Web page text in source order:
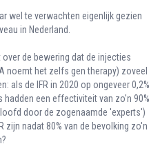
wel te verwachten eigenlijk gezien
in Nederland.
over de bewering dat de injecties
noemt het zelfs gen therapy) zoveel
als de IFR in 2020 op ongeveer 0,2%
hadden een effectiviteit van zo'n 90%
door de zogenaamde 'experts')
zijn nadat 80% van de bevolking zo'n